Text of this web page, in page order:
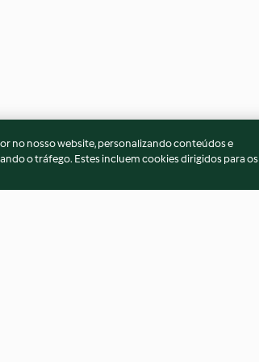
no nosso website, personalizando conteúdos e
o tráfego. Estes incluem cookies dirigidos para os